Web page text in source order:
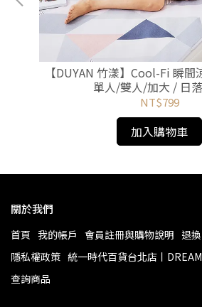
【DUYAN 竹漾】Cool-Fi 瞬
單人/雙人/加大 / 日
NT$799
加入購物車
關於我們
首頁 我的帳戶 會員註冊與購物說明 退
隱私權政策 統一時代百貨台北店丨
查詢商品